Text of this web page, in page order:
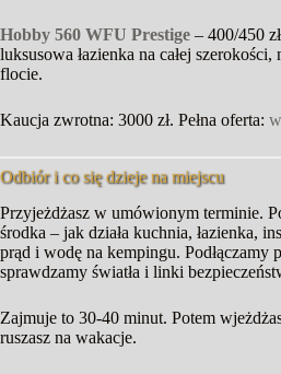
Hobby 560 WFU Prestige – 400/450
luksusowa łazienka na całej
flocie.
Kaucja zwrotna: 3000 zł. Pełna oferta:
Odbiór i co się dzieje na miejscu
Przyjeżdżasz w umówionym terminie.
środka – jak działa kuchnia, łazienka,
prąd i wodę na kempingu. Podłączamy
sprawdzamy światła i linki
Zajmuje to 30-40 minut. Potem
ruszasz na wakacje.